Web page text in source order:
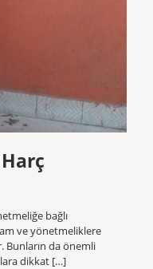
bağlı
ve yönetmeliklere
Bunların da önemli
dikkat […]